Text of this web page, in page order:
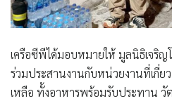
เครือซีพีได้มอบหมายให้ มูลนิธิเจริ
ร่วมประสานงานกับหน่วยงานที่เกี่ยว
เหลือ ทั้งอาหารพร้อมรับประทาน